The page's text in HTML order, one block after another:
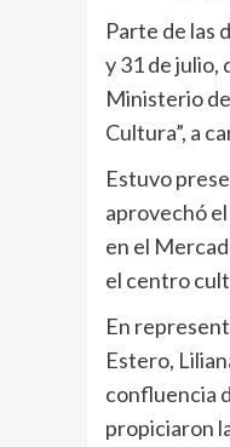
Parte de las
y 31 de julio,
Ministerio
Cultura”, a
Estuvo
aprovechó
en el
el centro
En
Estero,
confluencia
propiciaron